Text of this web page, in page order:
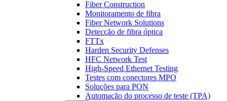
Fiber Construction
Monitoramento de fibra
Fiber Network Solutions
Detecção de fibra óptica
FTTx
Harden Security Defenses
HFC Network Test
High-Speed Ethernet Testing
Testes com conectores MPO
Soluções para PON
Automação do processo de teste (TPA)